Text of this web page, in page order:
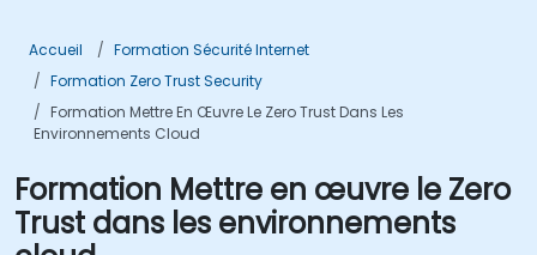
Accueil
Formation Sécurité Internet
Formation Zero Trust Security
Formation Mettre En Œuvre Le Zero Trust Dans Les
Environnements Cloud
Formation Mettre en œuvre le Zero
Trust dans les environnements